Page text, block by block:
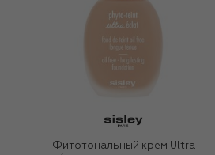
Фитотональный крем Ultra